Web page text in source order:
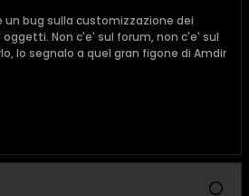
bug sulla customizzazione dei
Non c'e' sul forum, non c'e' sul
lo segnalo a quel gran figone di Amdir